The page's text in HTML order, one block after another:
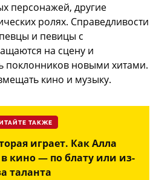
персонажей, другие
ролях. Справедливости
и певицы с
на сцену и
поклонников новыми хитами.
кино и музыку.
ТАКЖЕ
играет. Как Алла
кино — по блату или из-
таланта